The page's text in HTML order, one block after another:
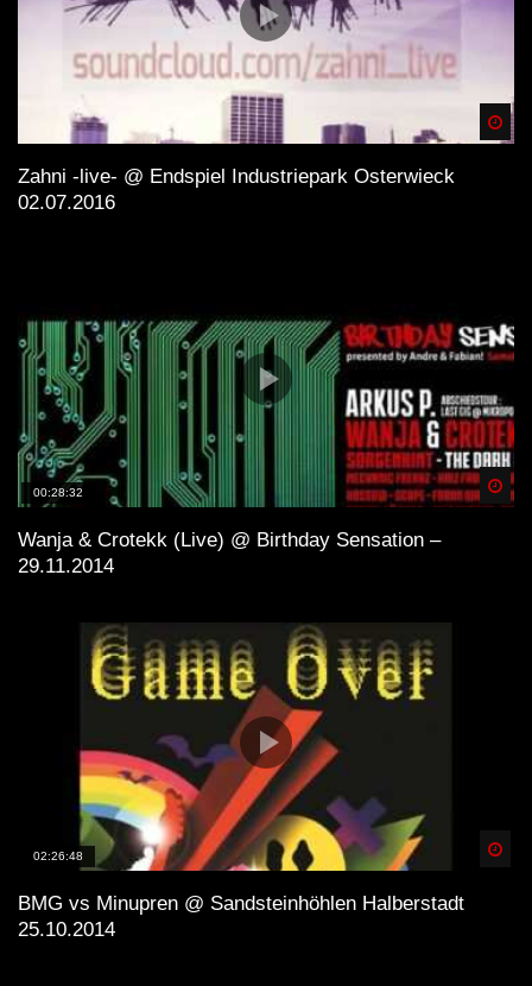
Zahni -live- @ Endspiel Industriepark Osterwieck
02.07.2016
00:28:32
Wanja & Crotekk (Live) @ Birthday Sensation –
29.11.2014
02:26:48
BMG vs Minupren @ Sandsteinhöhlen Halberstadt
25.10.2014